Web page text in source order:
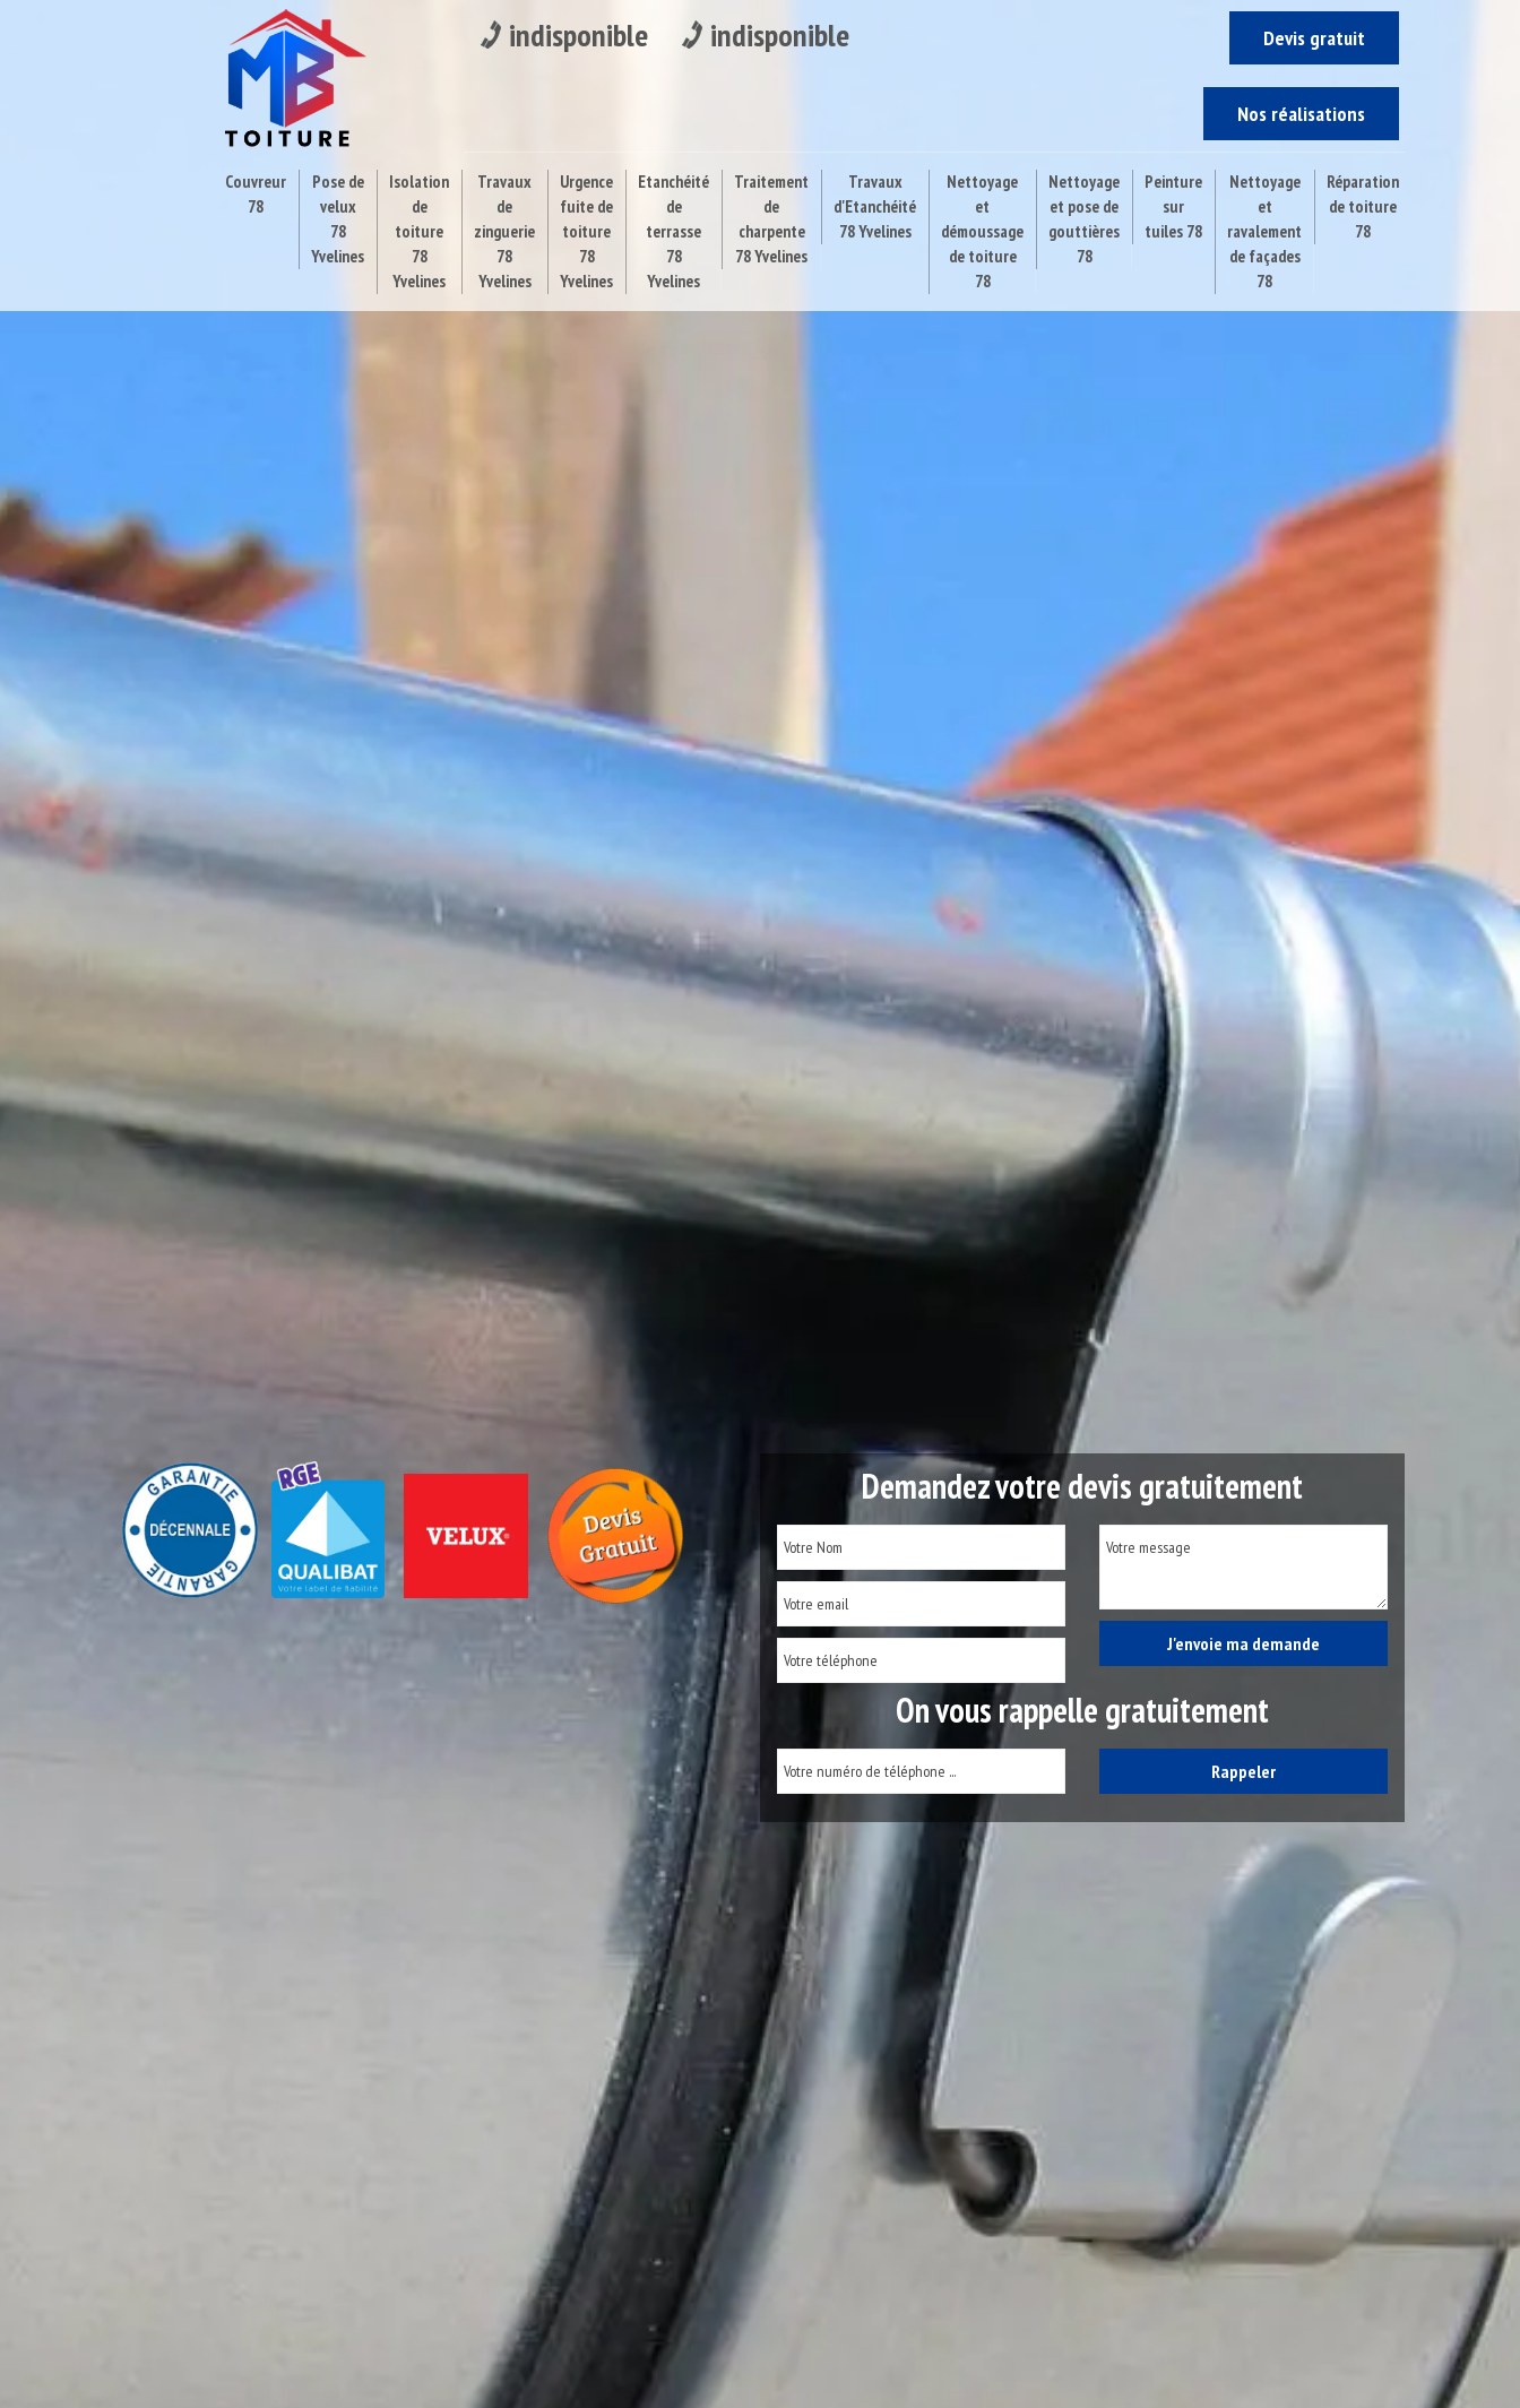
indisponible indisponible Devis gratuit
Nos réalisations
Couvreur
78
Pose de
velux
78
Yvelines
Isolation
de
toiture
78
Yvelines
Travaux
de
zinguerie
78
Yvelines
Urgence
fuite de
toiture
78
Yvelines
Etanchéité
de
terrasse
78
Yvelines
Traitement
de
charpente
78 Yvelines
Travaux
d'Etanchéité
78 Yvelines
Nettoyage
et
démoussage
de toiture
78
Nettoyage
et pose de
gouttières
78
Peinture
sur
tuiles 78
Nettoyage
et
ravalement
de façades
78
Réparation
de toiture
78
Demandez votre devis gratuitement
On vous rappelle gratuitement